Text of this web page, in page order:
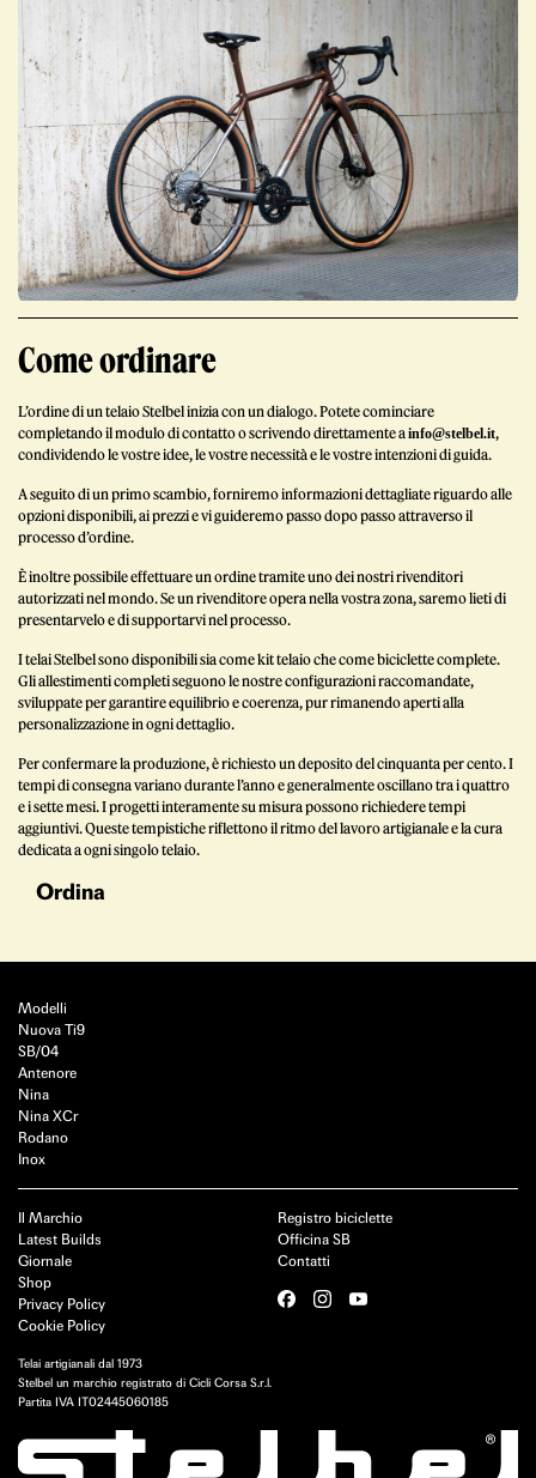
Shop
Partita IVA IT02445060185
Come ordinare
L’ordine di un telaio Stelbel inizia con un dialogo. Potete cominciare
completando il modulo di contatto o scrivendo direttamente ainfo@stelbel.it,
condividendo le vostre idee, le vostre necessità e le vostre intenzioni di guida.
A seguito di un primo scambio, forniremo informazioni dettagliate riguardo alle
opzioni disponibili, ai prezzi e vi guideremo passo dopo passo attraverso il
processo d’ordine.
È inoltre possibile effettuare un ordine tramite uno dei nostri rivenditori
autorizzati nel mondo. Se un rivenditore opera nella vostra zona, saremo lieti di
presentarvelo e di supportarvi nel processo.
I telai Stelbel sono disponibili sia come kit telaio che come biciclette complete.
Gli allestimenti completi seguono le nostre configurazioni raccomandate,
sviluppate per garantire equilibrio e coerenza, pur rimanendo aperti alla
personalizzazione in ogni dettaglio.
Per confermare la produzione, è richiesto un deposito del cinquanta per cento. I
tempi di consegna variano durante l’anno e generalmente oscillano tra i quattro
e i sette mesi. I progetti interamente su misura possono richiedere tempi
aggiuntivi. Queste tempistiche riflettono il ritmo del lavoro artigianale e la cura
dedicata a ogni singolo telaio.
Ordina
Modelli
Nuova Ti9
SB/04
Antenore
Nina
Nina XCr
Rodano
Inox
Il Marchio
Latest Builds
Giornale
Shop
Privacy Policy
Cookie Policy
Registro biciclette
Officina SB
Contatti
Telai artigianali dal 1973
Stelbel un marchio registrato di Cicli Corsa S.r.l.
Partita IVA IT02445060185